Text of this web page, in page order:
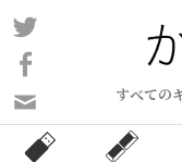
コ
ン
ン
ツ
すべての
い
合